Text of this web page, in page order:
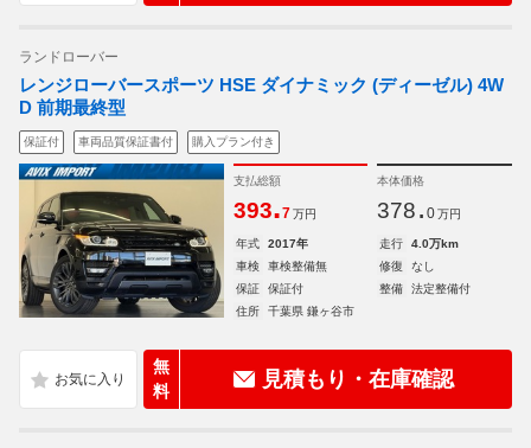
ランドローバー
レンジローバースポーツ HSE ダイナミック (ディーゼル) 4W
D 前期最終型
保証付 車両品質保証書付 購入プラン付き
支払総額
393.7 万円
本体価格
378. 0 万円
年式 2017年 走行
4.0万km
車検
車検整備無 修復
なし
保証
保証付 整備
法定整備付
住所
千葉県 鎌ヶ谷市
無
料
見積もり・在庫確認